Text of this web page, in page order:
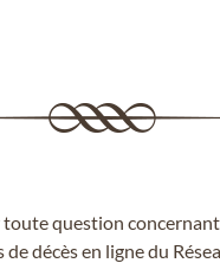
toute question
de décès en ligne du